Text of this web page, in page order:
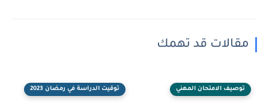
مقالات قد تهمك
توصيف الامتحان المهني توقيت الدراسة في رمضان 2023